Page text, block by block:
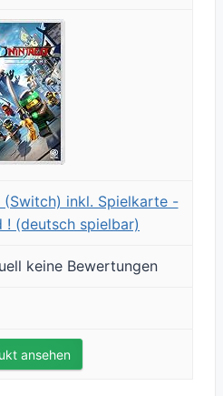
inkl. Spielkarte -
! (deutsch spielbar)
keine Bewertungen
ansehen